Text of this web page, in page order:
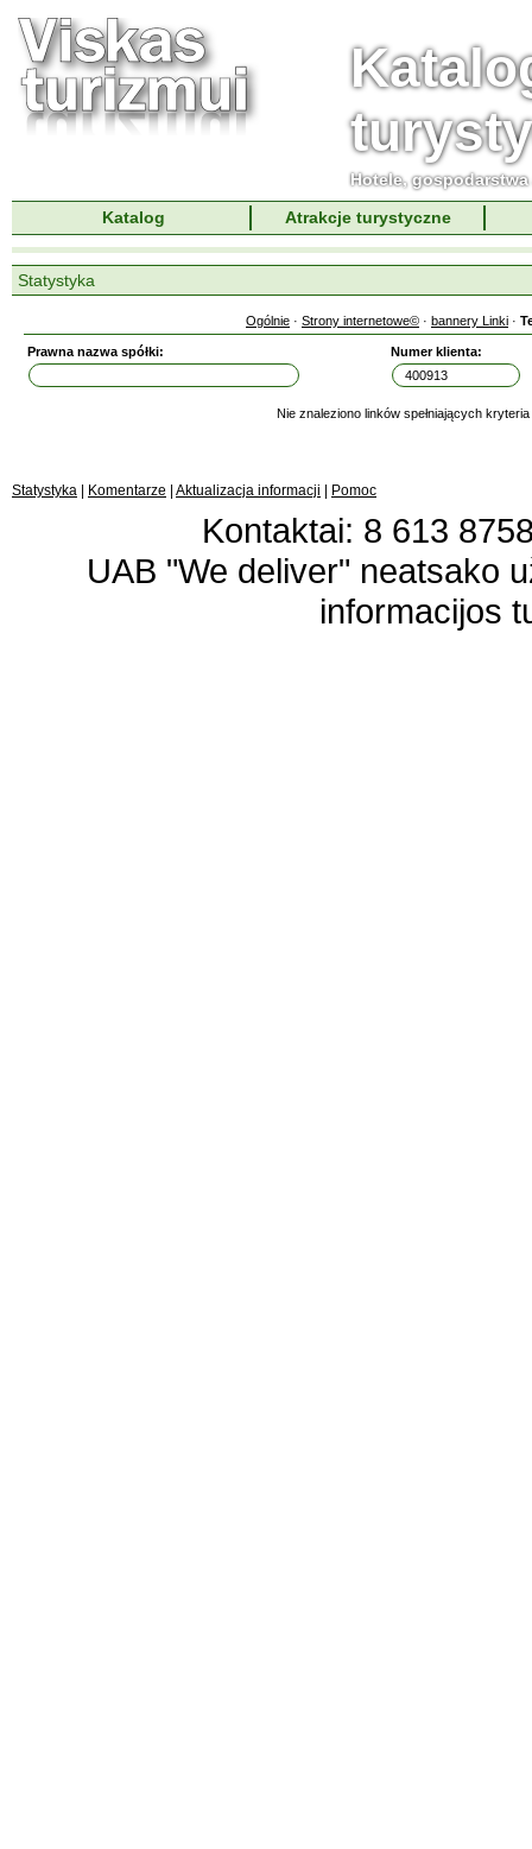
Hotele,
Katalog
Atrakcje turystyczne
Statystyka
Ogólnie · Strony internetowe© · bannery Linki ·
Prawna nazwa spółki: Numer klienta:
Nie znaleziono linków spełniających
Statystyka Komentarze Aktualizacja informacji Pomoc
Kontaktai: 8 613
UAB "We deliver" neatsako
informacijos